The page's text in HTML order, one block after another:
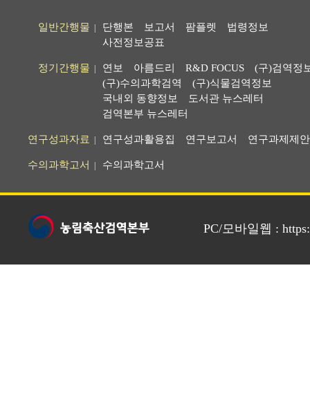
일반간행물 단행본 보고서 팜플렛
법령정보
사전정보공표
정기간행물 연보 아름드리 R&D FOCUS
(구)검역정
(구)수의과학검역
(구)식물검역정보
국내외 동향정보
도서관 뉴스레터
검역본부 뉴스레터
연구성과자료 연구성과활용집 연구보고서 연구과제제
수의과학고서 수의과학고서
PC/모바일웹 :